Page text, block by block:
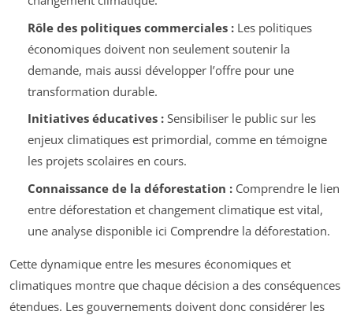
Rôle des politiques commerciales :Les politiques
économiques doivent non seulement soutenir la
demande, mais aussi développer l’offre pour une
transformation durable.
Initiatives éducatives :Sensibiliser le public sur les
enjeux climatiques est primordial, comme en témoigne
les projets scolaires en cours.
Connaissance de la déforestation :Comprendre le lien
entre déforestation et changement climatique est vital,
une analyse disponible ici Comprendre la déforestation.
Cette dynamique entre les mesures économiques et
climatiques montre que chaque décision a des conséquences
étendues. Les gouvernements doivent donc considérer les